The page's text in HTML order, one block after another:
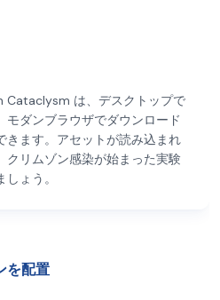
Cataclysm は、デスクトップで
モダンブラウザでダウンロード
きます。アセットが読み込まれ
クリムゾン感染が始まった実験
ょう。
を配置